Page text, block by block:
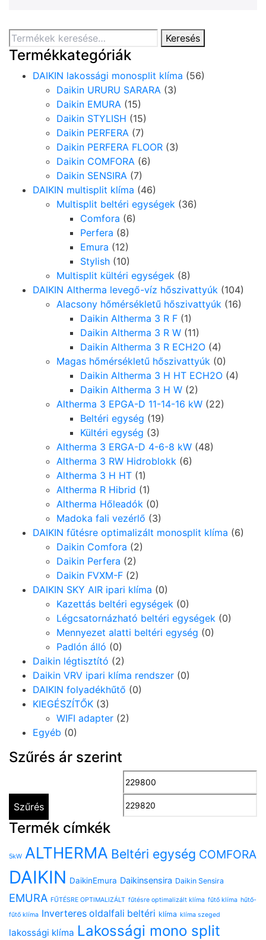
Keresés
a
következőre:
Keresés
Termékkategóriák
DAIKIN lakossági monosplit klíma (56)
Daikin URURU SARARA (3)
Daikin EMURA (15)
Daikin STYLISH (15)
Daikin PERFERA (7)
Daikin PERFERA FLOOR (3)
Daikin COMFORA (6)
Daikin SENSIRA (7)
DAIKIN multisplit klíma (46)
Multisplit beltéri egységek (36)
Comfora (6)
Perfera (8)
Emura (12)
Stylish (10)
Multisplit kültéri egységek (8)
DAIKIN Altherma levegő-víz hőszivattyúk (104)
Alacsony hőmérsékletű hőszivattyúk (16)
Daikin Altherma 3 R F (1)
Daikin Altherma 3 R W (11)
Daikin Altherma 3 R ECH2O (4)
Magas hőmérsékletű hőszivattyúk (0)
Daikin Altherma 3 H HT ECH2O (4)
Daikin Altherma 3 H W (2)
Altherma 3 EPGA-D 11-14-16 kW (22)
Beltéri egység (19)
Kültéri egység (3)
Altherma 3 ERGA-D 4-6-8 kW (48)
Altherma 3 RW Hidroblokk (6)
Altherma 3 H HT (1)
Altherma R Hibrid (1)
Altherma Hőleadók (0)
Madoka fali vezérlő (3)
DAIKIN fűtésre optimalizált monosplit klíma (6)
Daikin Comfora (2)
Daikin Perfera (2)
Daikin FVXM-F (2)
DAIKIN SKY AIR ipari klíma (0)
Kazettás beltéri egységek (0)
Légcsatornázható beltéri egységek (0)
Mennyezet alatti beltéri egység (0)
Padlón álló (0)
Daikin légtisztító (2)
Daikin VRV ipari klíma rendszer (0)
DAIKIN folyadékhűtő (0)
KIEGÉSZÍTŐK (3)
WIFI adapter (2)
Egyéb (0)
Szűrés ár szerint
Min
Szűrés
Termék címkék
5kW ALTHERMA Beltéri egység COMFORA
DAIKIN DaikinEmura Daikinsensira Daikin Sensira
EMURA FŰTÉSRE OPTIMALIZÁLT fűtésre optimalizált klíma fűtő klíma hűtő-
fűtő klíma Inverteres oldalfali beltéri klíma klíma szeged
lakossági klíma Lakossági mono split